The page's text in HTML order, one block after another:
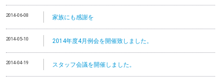
2014-06-08 家族にも感謝を
2014-05-10 2014年度4月例会を開催致しました。
2014-04-19 スタッフ会議を開催しました。